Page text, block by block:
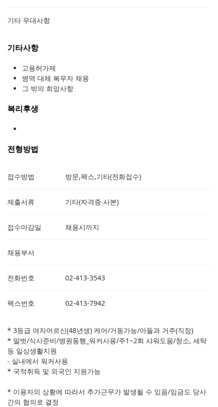
기타 우대사항
기타사항
고용허가제
병역 대체 복무자 채용
그 밖의 희망사항
복리후생
전형방법
접수방법 방문,팩스,기타(전화접수)
제출서류 기타(자격증 사본)
접수마감일 채용시까지
채용부서
전화번호 02-413-3543
팩스번호 02-413-7942
* 3등급 여자어르신(48년생) 케어/거동가능/아들과 거주(직장)
* 말벗/식사준비/병원동행_워커사용/주1~2회 샤워도움/청소, 세탁
등 일상생활지원
- 실내에서 워커사용
* 국적취득 및 외국인 지원가능
* 이용자의 상황에 따라서 추가근무가 발생될 수 있음/임금도 당사
간의 협의로 결정